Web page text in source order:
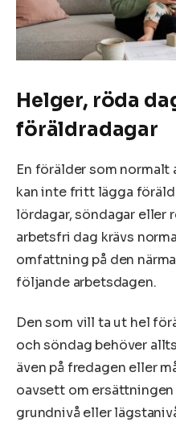
Helger, röda
föräldradagar
En förälder som
kan inte fritt lägga
lördagar, söndagar eller
arbetsfri dag krävs
omfattning på den
följande arbetsdagen.
Den som vill ta ut hel
och söndag behöver
även på fredagen eller
oavsett om
grundnivå eller